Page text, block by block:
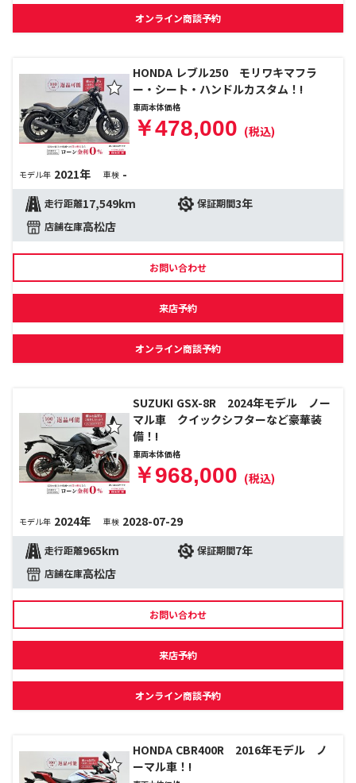
オンライン商談予約
HONDA レブル250 モリワキマフラ
ー・シート・ハンドルカスタム！!
車両本体価格
￥478,000 (税込)
モデル年 2021年 車検 -
走行距離17,549km 保証期間3年
店舗在庫高松店
お問い合わせ
来店予約
オンライン商談予約
SUZUKI GSX-8R 2024年モデル ノー
マル車 クイックシフターなど豪華装
備！!
車両本体価格
￥968,000 (税込)
モデル年 2024年 車検 2028-07-29
走行距離965km 保証期間7年
店舗在庫高松店
お問い合わせ
来店予約
オンライン商談予約
HONDA CBR400R 2016年モデル ノ
ーマル車！!